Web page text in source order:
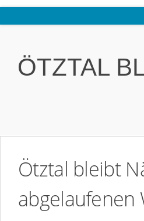
Ötztal
Interviews
Kostenloser Bustransfer
Kontakt
ÖTZTAL
Ötztal bleibt
abgelaufenen